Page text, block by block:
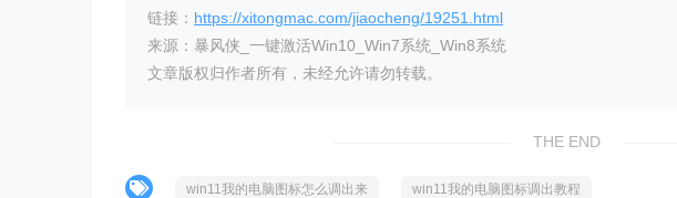
链接： https://xitongmac.com/jiaocheng/19251.html
来源：暴风侠_一键激活Win10_Win7系统_Win8系统
文章版权归作者所有，未经允许请勿转载。
THE END
win11我的电脑图标怎么调出来 win11我的电脑图标调出教程